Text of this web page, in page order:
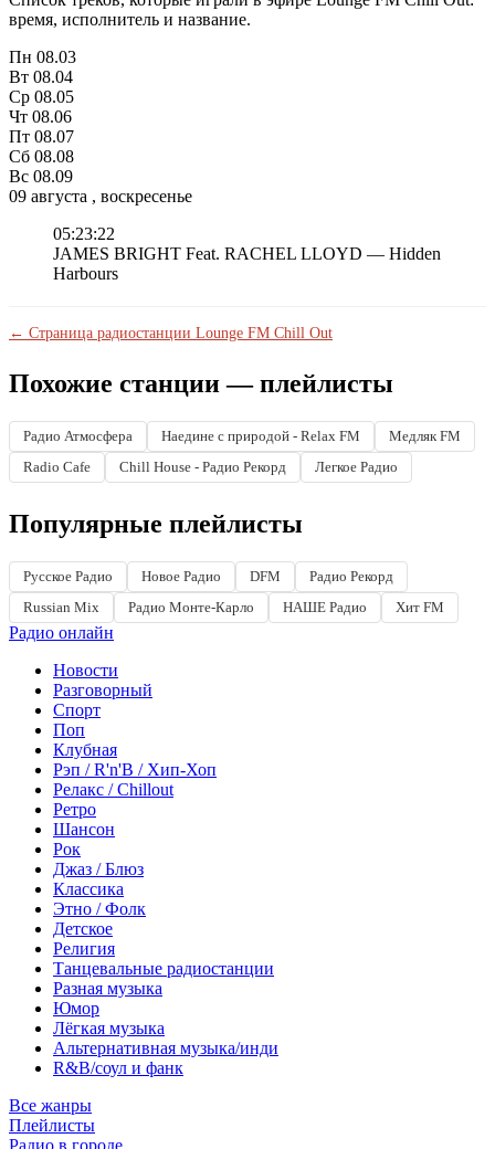
время, исполнитель и название.
Пн 08.03
Вт 08.04
Ср 08.05
Чт 08.06
Пт 08.07
Сб 08.08
Вс 08.09
09 августа , воскресенье
05:23:22
JAMES BRIGHT Feat. RACHEL LLOYD — Hidden
Harbours
← Страница радиостанции Lounge FM Chill Out
Похожие станции — плейлисты
Радио Атмосфера Наедине с природой - Relax FM
Медляк FM
Radio Cafe
Chill House - Радио Рекорд Легкое Радио
Популярные плейлисты
Русское Радио Новое Радио DFM
Радио Рекорд
Russian Mix
Радио Монте-Карло НАШЕ Радио Хит FM
Радио онлайн
Новости
Разговорный
Спорт
Поп
Клубная
Рэп / R'n'B / Хип-Хоп
Релакс / Chillout
Ретро
Шансон
Рок
Джаз / Блюз
Классика
Этно / Фолк
Детское
Религия
Танцевальные радиостанции
Разная музыка
Юмор
Лёгкая музыка
Альтернативная музыка/инди
R&B/cоул и фанк
Все жанры
Плейлисты